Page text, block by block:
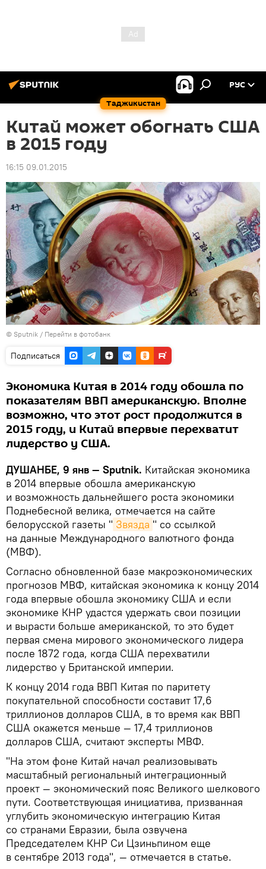
Таджикистан
РУС
Китай может обогнать США
в 2015 году
16:15 09.01.2015
© Sputnik / Перейти в фотобанк
Подписаться
Экономика Китая в 2014 году обошла по
показателям ВВП американскую. Вполне
возможно, что этот рост продолжится в
2015 году, и Китай впервые перехватит
лидерство у США.
ДУШАНБЕ, 9 янв — Sputnik. Китайская экономика
в 2014 впервые обошла американскую
и возможность дальнейшего роста экономики
Поднебесной велика, отмечается на сайте
белорусской газеты " Звязда " со ссылкой
на данные Международного валютного фонда
(МВФ).
Согласно обновленной базе макроэкономических
прогнозов МВФ, китайская экономика к концу 2014
года впервые обошла экономику США и если
экономике КНР удастся удержать свои позиции
и вырасти больше американской, то это будет
первая смена мирового экономического лидера
после 1872 года, когда США перехватили
лидерство у Британской империи.
К концу 2014 года ВВП Китая по паритету
покупательной способности составит 17,6
триллионов долларов США, в то время как ВВП
США окажется меньше — 17,4 триллионов
долларов США, считают эксперты МВФ.
"На этом фоне Китай начал реализовывать
масштабный региональный интеграционный
проект — экономический пояс Великого шелкового
пути. Соответствующая инициатива, призванная
углубить экономическую интеграцию Китая
со странами Евразии, была озвучена
Председателем КНР Си Цзиньпином еще
в сентябре 2013 года", — отмечается в статье.